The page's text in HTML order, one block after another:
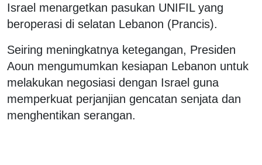
Israel menargetkan pasukan UNIFIL yang
beroperasi di selatan Lebanon (Prancis).
Seiring meningkatnya ketegangan, Presiden
Aoun mengumumkan kesiapan Lebanon untuk
melakukan negosiasi dengan Israel guna
memperkuat perjanjian gencatan senjata dan
menghentikan serangan.